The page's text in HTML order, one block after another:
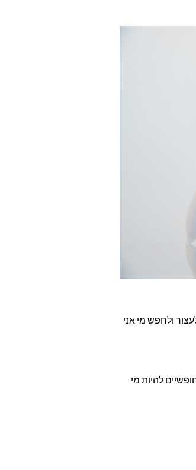
ולחפש מי אני
להיות מי